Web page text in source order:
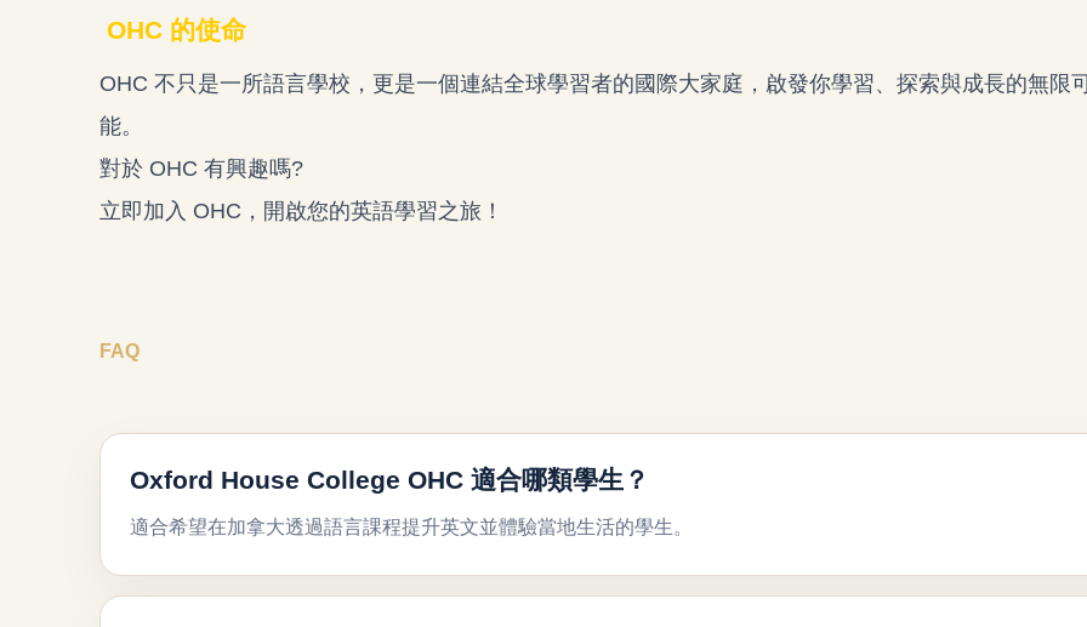
OHC 的使命
OHC 不只是一所語言學校，更是一個連結全球學習者的國際大家庭，啟發你學習、探索與成長的無限
能。
對於 OHC 有興趣嗎?
立即加入 OHC，開啟您的英語學習之旅！
FAQ
Oxford House College OHC 適合哪類學生？
適合希望在加拿大透過語言課程提升英文並體驗當地生活的學生。